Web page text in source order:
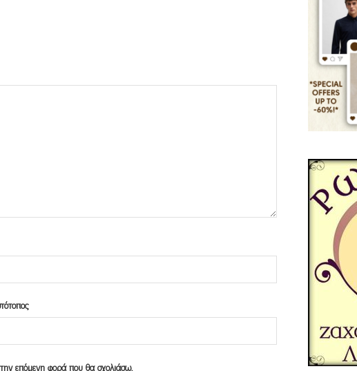
επόμενη φορά που θα σχολιάσω.